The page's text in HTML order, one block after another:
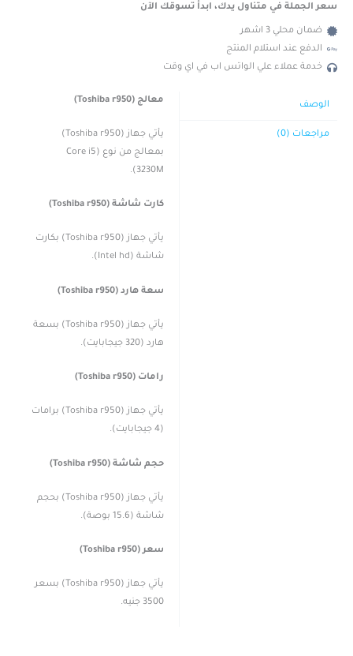
سعر الجملة في متناول يدك، ابدأ تسوقك الآن
ضمان محلي 3 اشهر
الدفع عند استلام المنتج
خدمة عملاء علي الواتس اب في اي وقت
الوصف
مراجعات (0)
معالج (Toshiba r950)
يأتي جهاز (Toshiba r950)
بمعالج من نوع (Core i5
3230M).
كارت شاشة (Toshiba r950)
يأتي جهاز (Toshiba r950) بكارت
شاشة (Intel hd).
سعة هارد (Toshiba r950)
يأتي جهاز (Toshiba r950) بسعة
هارد (320 جيجابايت).
رامات (Toshiba r950)
يأتي جهاز (Toshiba r950) برامات
(4 جيجابايت).
حجم شاشة (Toshiba r950)
يأتي جهاز (Toshiba r950) بحجم
شاشة (15.6 بوصة).
سعر (Toshiba r950)
يأتي جهاز (Toshiba r950) بسعر
3500 جنيه.